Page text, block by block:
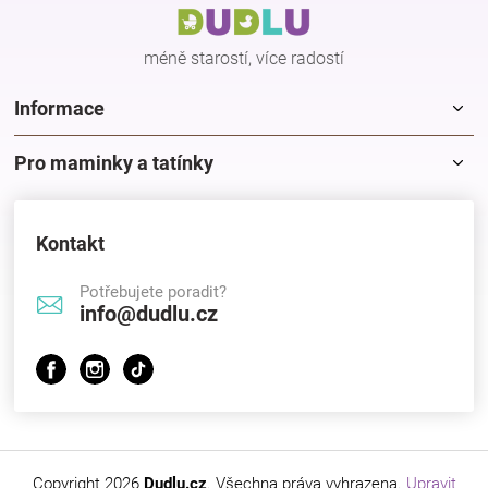
méně starostí, více radostí
Informace
Pro maminky a tatínky
Kontakt
Potřebujete poradit?
info@dudlu.cz
Copyright 2026 Dudlu.cz. Všechna práva vyhrazena. Upravit